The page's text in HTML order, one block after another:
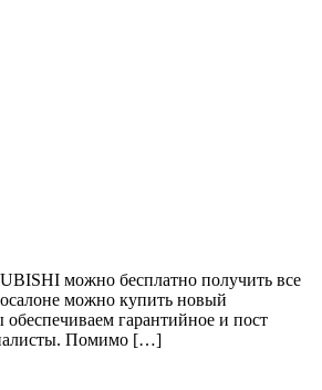
можно бесплатно получить все
можно купить новый
гарантийное и пост
Помимо […]